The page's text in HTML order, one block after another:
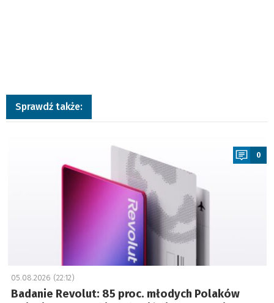
Sprawdź także:
0
05.08.2026 (22:12)
Badanie Revolut: 85 proc. młodych Polaków